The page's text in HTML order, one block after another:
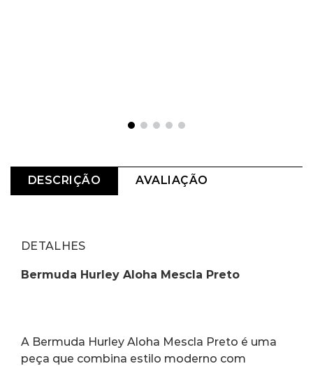
DESCRIÇÃO AVALIAÇÃO
DETALHES
Bermuda Hurley Aloha Mescla Preto
A Bermuda Hurley Aloha Mescla Preto é uma
peça que combina estilo moderno com